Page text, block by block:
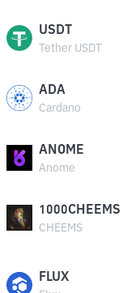
USDT
Tether USDT
ADA
Cardano
ANOME
Anome
1000CHEEMS
CHEEMS
FLUX